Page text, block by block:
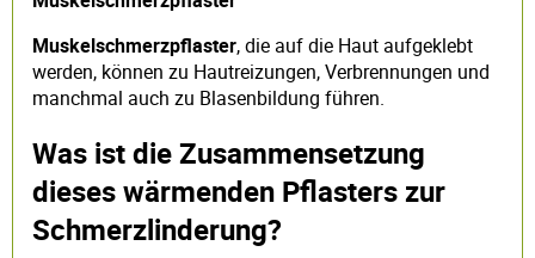
Muskelschmerzpflaster, die auf die Haut aufgeklebt
werden, können zu Hautreizungen, Verbrennungen und
manchmal auch zu Blasenbildung führen.
Was ist die Zusammensetzung
dieses wärmenden Pflasters zur
Schmerzlinderung?